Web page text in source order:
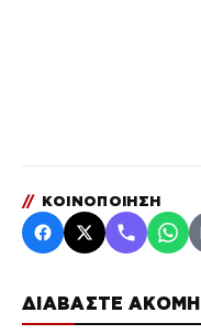
ΔΙΑΒΑΣΤΕ ΑΚΟΜΗ
// ΚΟΙΝΟΠΟΙΗΣΗ